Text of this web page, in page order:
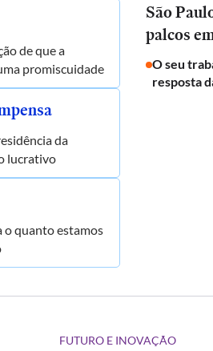
de que a
promiscuidade
da
lucrativo
o quanto estamos
São
palcos
O seu
resposta
FUTURO E INOVAÇÃO